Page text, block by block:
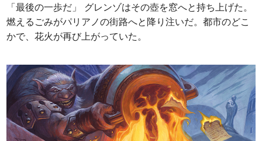
「最後の一歩だ」 グレンゾはその壺を窓へと持ち上げた。
燃えるごみがパリアノの街路へと降り注いだ。都市のどこ
かで、花火が再び上がっていた。